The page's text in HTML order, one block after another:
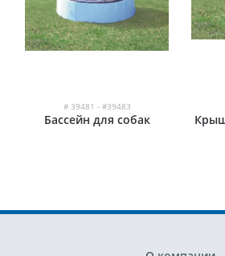
# 39481 - #39483
Бассейн для собак